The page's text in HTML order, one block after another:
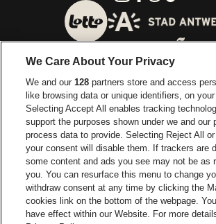
Ga
Ga naar de website van
Ga naar de website van
Ga naar
Ga naar de website van
Ga
Ga naar de
Lotto Arena is een deel van
Lotto Arena
We Care About Your Privacy
We and our128 partners store and access
like browsing data or unique identifiers, on
Selecting Accept All enables tracking
support the purposes shown under we and our
process data to provide. Selecting Reject All
your consent will disable them. If trackers are
some content and ads you see may not be as
you. You can resurface this menu to change
withdraw consent at any time by clicking the
cookies link on the bottom of the webpage.
have effect within our Website. For more